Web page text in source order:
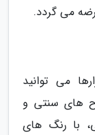
می گردد.
می توانید
های سنتی و
با رنگ های